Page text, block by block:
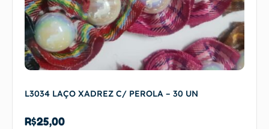
L3034 LAÇO XADREZ C/ PEROLA – 30 UN
R$25,00